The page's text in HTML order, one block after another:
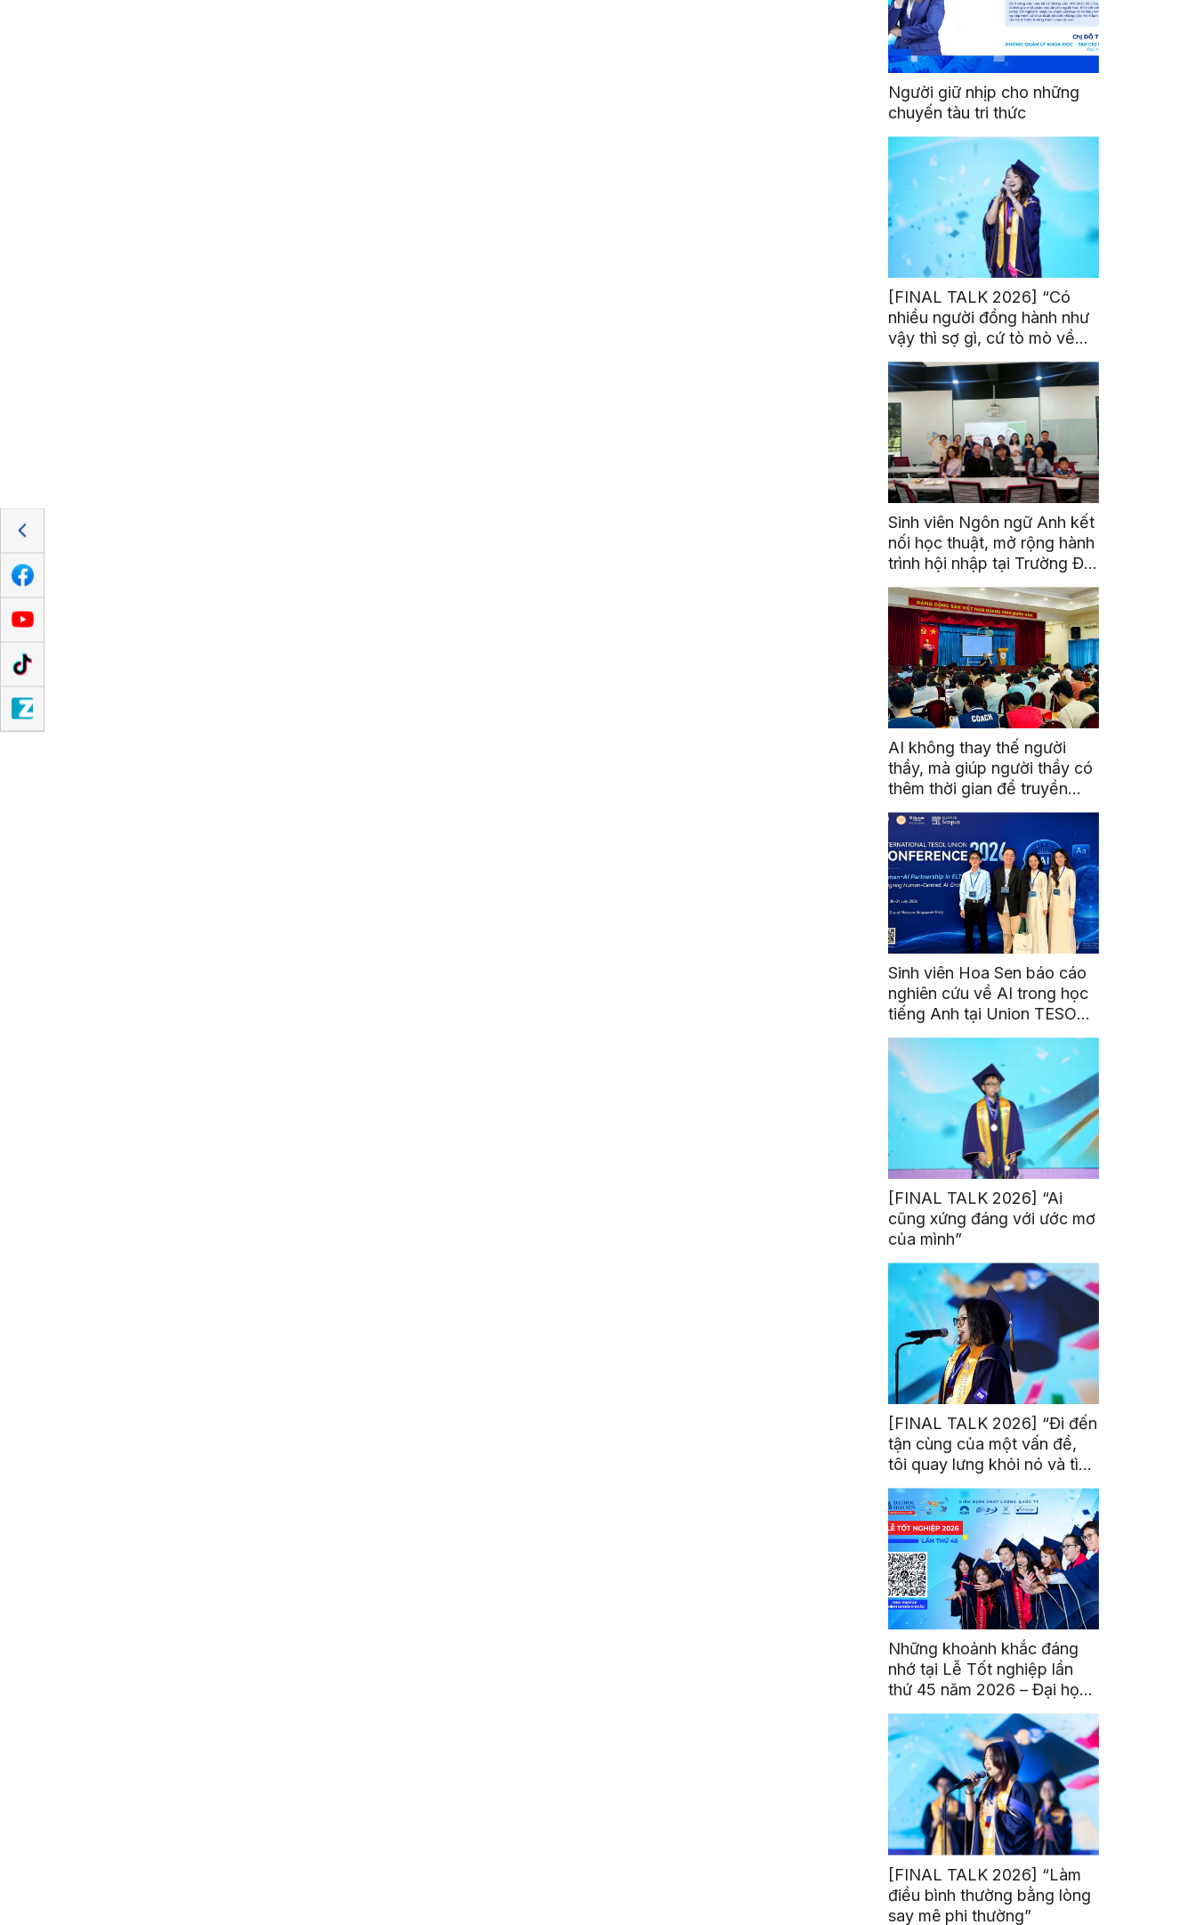
Người giữ nhịp cho những
chuyến tàu tri thức
[FINAL TALK 2026] “Có
nhiều người đồng hành như
vậy thì sợ gì, cứ tò mò về
thế giới thôi”
Sinh viên Ngôn ngữ Anh kết
nối học thuật, mở rộng hành
trình hội nhập tại Trường Đại
học Quốc gia Malaysia
AI không thay thế người
thầy, mà giúp người thầy có
thêm thời gian để truyền
cảm hứng
Sinh viên Hoa Sen báo cáo
nghiên cứu về AI trong học
tiếng Anh tại Union TESOL
2026 ở Singapore
[FINAL TALK 2026] “Ai
cũng xứng đáng với ước mơ
của mình”
[FINAL TALK 2026] “Đi đến
tận cùng của một vấn đề,
tôi quay lưng khỏi nó và tìm
kiếm một bóng tối khác”
Những khoảnh khắc đáng
nhớ tại Lễ Tốt nghiệp lần
thứ 45 năm 2026 – Đại học
Hoa Sen
[FINAL TALK 2026] “Làm
điều bình thường bằng lòng
say mê phi thường”